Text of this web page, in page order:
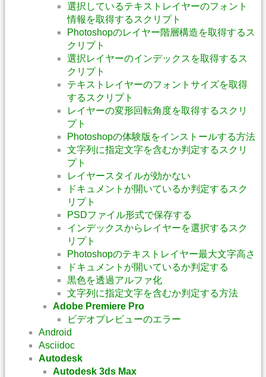
選択しているテキストレイヤーのフォント
情報を取得するスクリプト
Photoshopのレイヤー階層構造を取得するス
クリプト
選択レイヤーのインデックスを取得するス
クリプト
テキストレイヤーのフォントサイズを取得
するスクリプト
レイヤーの変形回転角度を取得するスクリ
プト
Photoshopの体験版をインストールする方法
文字列に指定文字を含むか判定するスクリ
プト
レイヤースタイルが効かない
ドキュメントが開いているか判定するスク
リプト
PSDファイル形式で保存する
インデックスからレイヤーを選択するスク
リプト
Photoshopのテキストレイヤー最大文字高さ
ドキュメントが開いているか判定する
黒色を透過アルファ化
文字列に指定文字を含むか判定する方法
Adobe Premiere Pro
ビデオプレビューのエラー
Android
Asciidoc
Autodesk
Autodesk 3ds Max